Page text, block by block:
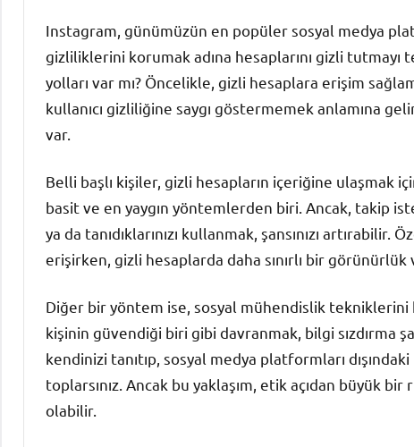
Instagram, günümüzün en popüler sosyal medya
gizliliklerini korumak adına hesaplarını gizli
yolları var mı? Öncelikle, gizli hesaplara erişim
kullanıcı gizliliğine saygı göstermemek anlamına
var.
Belli başlı kişiler, gizli hesapların içeriğine ulaşmak
basit ve en yaygın yöntemlerden biri. Ancak, takip
ya da tanıdıklarınızı kullanmak, şansınızı
erişirken, gizli hesaplarda daha sınırlı bir görünürlük
Diğer bir yöntem ise, sosyal mühendislik
kişinin güvendiği biri gibi davranmak, bilgi sızdırma
kendinizi tanıtıp, sosyal medya platformları
toplarsınız. Ancak bu yaklaşım, etik açıdan büyük
olabilir.